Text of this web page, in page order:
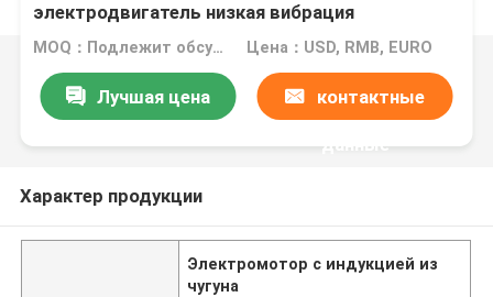
электродвигатель низкая вибрация
MOQ：Подлежит обсуждению Цена：USD, RMB, EURO
Лучшая цена контактные
данные
Характер продукции
Электромотор с индукцией из
чугуна